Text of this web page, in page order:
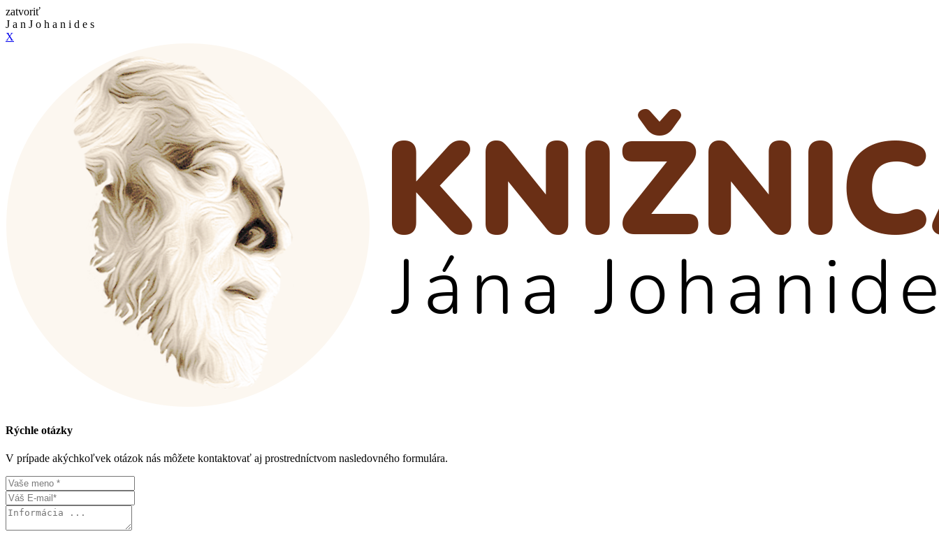
zatvoriť
J a n J o h a n i d e s
X
Rýchle otázky
V prípade akýchkoľvek otázok nás môžete kontaktovať aj prostredníctvom nasledovného formulára.